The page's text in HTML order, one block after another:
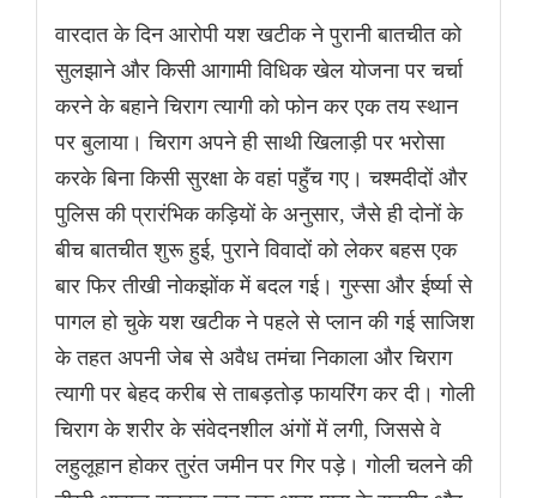
वारदात के दिन आरोपी यश खटीक ने पुरानी बातचीत को
सुलझाने और किसी आगामी विधिक खेल योजना पर चर्चा
करने के बहाने चिराग त्यागी को फोन कर एक तय स्थान
पर बुलाया। चिराग अपने ही साथी खिलाड़ी पर भरोसा
करके बिना किसी सुरक्षा के वहां पहुँच गए। चश्मदीदों और
पुलिस की प्रारंभिक कड़ियों के अनुसार, जैसे ही दोनों के
बीच बातचीत शुरू हुई, पुराने विवादों को लेकर बहस एक
बार फिर तीखी नोकझोंक में बदल गई। गुस्सा और ईर्ष्या से
पागल हो चुके यश खटीक ने पहले से प्लान की गई साजिश
के तहत अपनी जेब से अवैध तमंचा निकाला और चिराग
त्यागी पर बेहद करीब से ताबड़तोड़ फायरिंग कर दी। गोली
चिराग के शरीर के संवेदनशील अंगों में लगी, जिससे वे
लहुलूहान होकर तुरंत जमीन पर गिर पड़े। गोली चलने की